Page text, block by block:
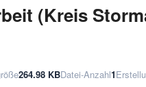
(Kreis
264.98 KBDatei-Anzahl1